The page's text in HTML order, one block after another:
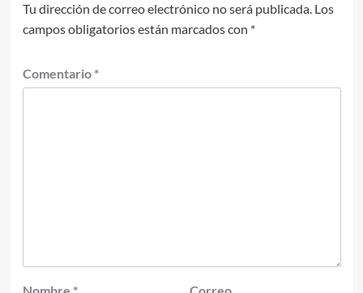
Tu dirección de correo electrónico no será publicada. Los
campos obligatorios están marcados con *
Comentario *